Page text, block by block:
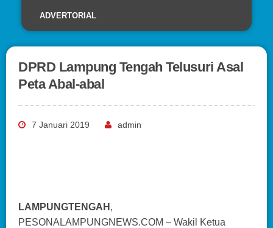
ADVERTORIAL
DPRD Lampung Tengah Telusuri Asal
Peta Abal-abal
7 Januari 2019 admin
LAMPUNGTENGAH ,
PESONALAMPUNGNEWS.COM – Wakil Ketua